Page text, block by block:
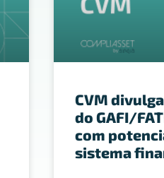
CVM
do GAFI/
com
sistema